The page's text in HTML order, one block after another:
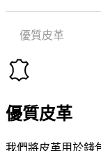
優質皮革
優質皮革
我們將皮革用於錢